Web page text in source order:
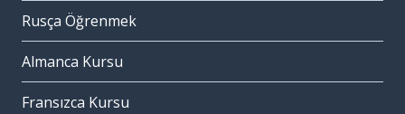
Rusça Öğrenmek
Almanca Kursu
Fransızca Kursu